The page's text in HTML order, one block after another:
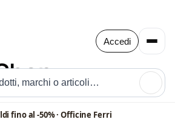
Accedi
fino al -50% · Officine Ferri